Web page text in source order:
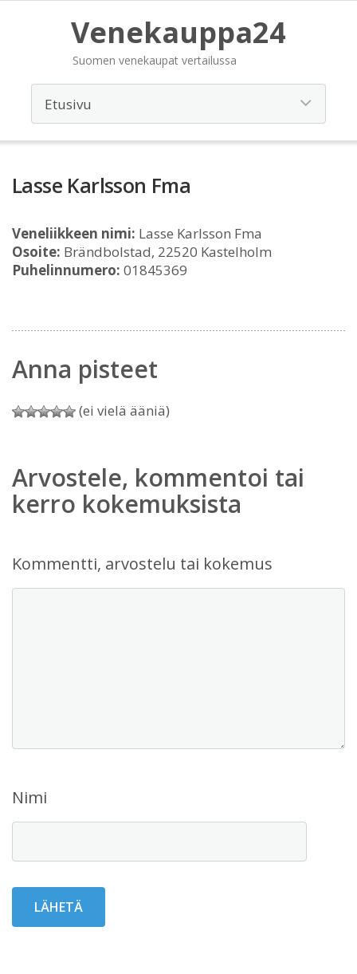
Venekauppa24
Suomen venekaupat vertailussa
Lasse Karlsson Fma
Veneliikkeen nimi: Lasse Karlsson Fma
Osoite: Brändbolstad, 22520 Kastelholm
Puhelinnumero: 01845369
Anna pisteet
(ei vielä ääniä)
Arvostele, kommentoi tai
kerro kokemuksista
Kommentti, arvostelu tai kokemus
Nimi